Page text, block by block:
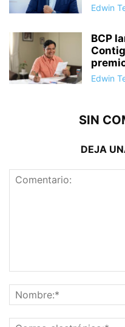
Edwin
BCP
Edwin
SIN
DEJA